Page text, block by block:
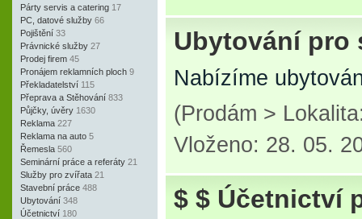
Párty servis a catering 17
PC, datové služby 66
Pojištění 33
Právnické služby 27
Prodej firem 45
Pronájem reklamních ploch 9
Překladatelství 115
Přeprava a Stěhování 833
Půjčky, úvěry 1630
Reklama 227
Reklama na auto 5
Řemesla 560
Seminární práce a referáty 21
Služby pro zvířata 21
Stavební práce 488
Ubytování 348
Účetnictví 180
Ubytování pro
Nabízíme
(Prodám >
Vloženo: 28. 05.
$ $ Účetnictví